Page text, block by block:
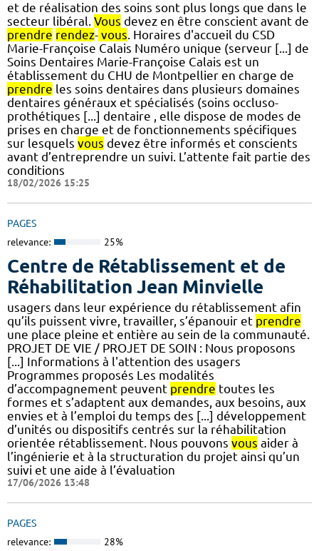
et de réalisation des soins sont plus longs que dans le
secteur libéral. Vous devez en être conscient avant de
prendre rendez- vous. Horaires d'accueil du CSD
Marie-Françoise Calais Numéro unique (serveur [...] de
Soins Dentaires Marie-Françoise Calais est un
établissement du CHU de Montpellier en charge de
prendre les soins dentaires dans plusieurs domaines
dentaires généraux et spécialisés (soins occluso-
prothétiques [...] dentaire , elle dispose de modes de
prises en charge et de fonctionnements spécifiques
sur lesquels vous devez être informés et conscients
avant d’entreprendre un suivi. L’attente fait partie des
conditions
18/02/2026 15:25
PAGES
relevance: 25%
Centre de Rétablissement et de
Réhabilitation Jean Minvielle
usagers dans leur expérience du rétablissement afin
qu’ils puissent vivre, travailler, s’épanouir et prendre
une place pleine et entière au sein de la communauté.
PROJET DE VIE / PROJET DE SOIN : Nous proposons
[...] Informations à l'attention des usagers
Programmes proposés Les modalités
d’accompagnement peuvent prendre toutes les
formes et s’adaptent aux demandes, aux besoins, aux
envies et à l’emploi du temps des [...] développement
d’unités ou dispositifs centrés sur la réhabilitation
orientée rétablissement. Nous pouvons vous aider à
l’ingénierie et à la structuration du projet ainsi qu’un
suivi et une aide à l’évaluation
17/06/2026 13:48
PAGES
relevance: 28%